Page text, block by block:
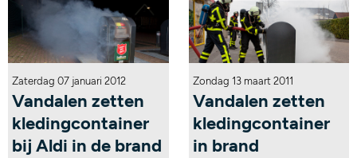
Zaterdag 07 januari 2012
Vandalen zetten
kledingcontainer
bij Aldi in de brand
Zondag 13 maart 2011
Vandalen zetten
kledingcontainer
in brand